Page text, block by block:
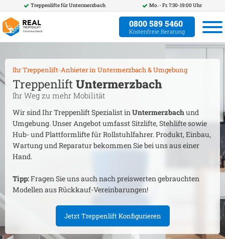
Treppenlifte fürUntermerzbach Mo. - Fr. 7:30-19:00 Uhr
0800 589 5460
Kostenfreie Beratung
Ihr Treppenlift-Anbieter in Untermerzbach& Umgebung
Treppenlift Untermerzbach
Ihr Weg zu mehr Mobilität
Wir sind Ihr Treppenlift Spezialist inUntermerzbachund
Umgebung. Unser Angebot umfasst Sitzlifte, Stehlifte sowie
Hub- und Plattformlifte für Rollstuhlfahrer. Produkt, Einbau,
Wartung und Reparatur bekommen Sie bei uns aus einer
Hand.
Tipp:Fragen Sie uns auch nach preiswerten gebrauchten
Modellen aus Rückkauf-Vereinbarungen!
Jetzt Treppenlift Konfigurieren